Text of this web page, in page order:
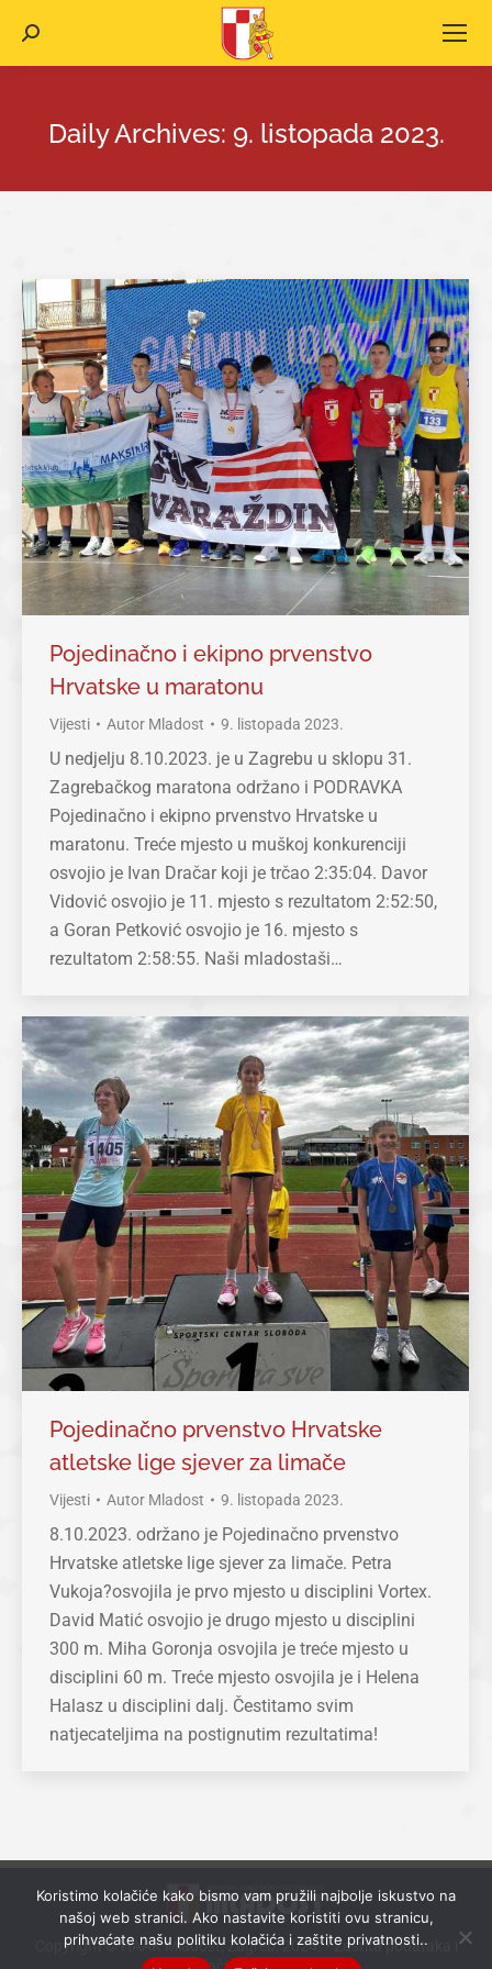
Search:
Daily Archives: 9. listopada 2023.
Pojedinačno i ekipno prvenstvo
Hrvatske u maratonu
Vijesti Autor Mladost 9. listopada 2023.
U nedjelju 8.10.2023. je u Zagrebu u sklopu 31.
Zagrebačkog maratona održano i PODRAVKA
Pojedinačno i ekipno prvenstvo Hrvatske u
maratonu. Treće mjesto u muškoj konkurenciji
osvojio je Ivan Dračar koji je trčao 2:35:04. Davor
Vidović osvojio je 11. mjesto s rezultatom 2:52:50,
a Goran Petković osvojio je 16. mjesto s
rezultatom 2:58:55. Naši mladostaši…
Pojedinačno prvenstvo Hrvatske
atletske lige sjever za limače
Vijesti Autor Mladost 9. listopada 2023.
8.10.2023. održano je Pojedinačno prvenstvo
Hrvatske atletske lige sjever za limače. Petra
Vukoja?osvojila je prvo mjesto u disciplini Vortex.
David Matić osvojio je drugo mjesto u disciplini
300 m. Miha Goronja osvojila je treće mjesto u
disciplini 60 m. Treće mjesto osvojila je i Helena
Halasz u disciplini dalj. Čestitamo svim
natjecateljima na postignutim rezultatima!
Copyright © HAAK Mladost, Zagreb, 2024. •Zaštita podataka i
kolačići (cookies)
Koristimo kolačiće kako bismo vam pružili najbolje iskustvo na
našoj web stranici. Ako nastavite koristiti ovu stranicu,
prihvaćate našu politiku kolačića i zaštite privatnosti..